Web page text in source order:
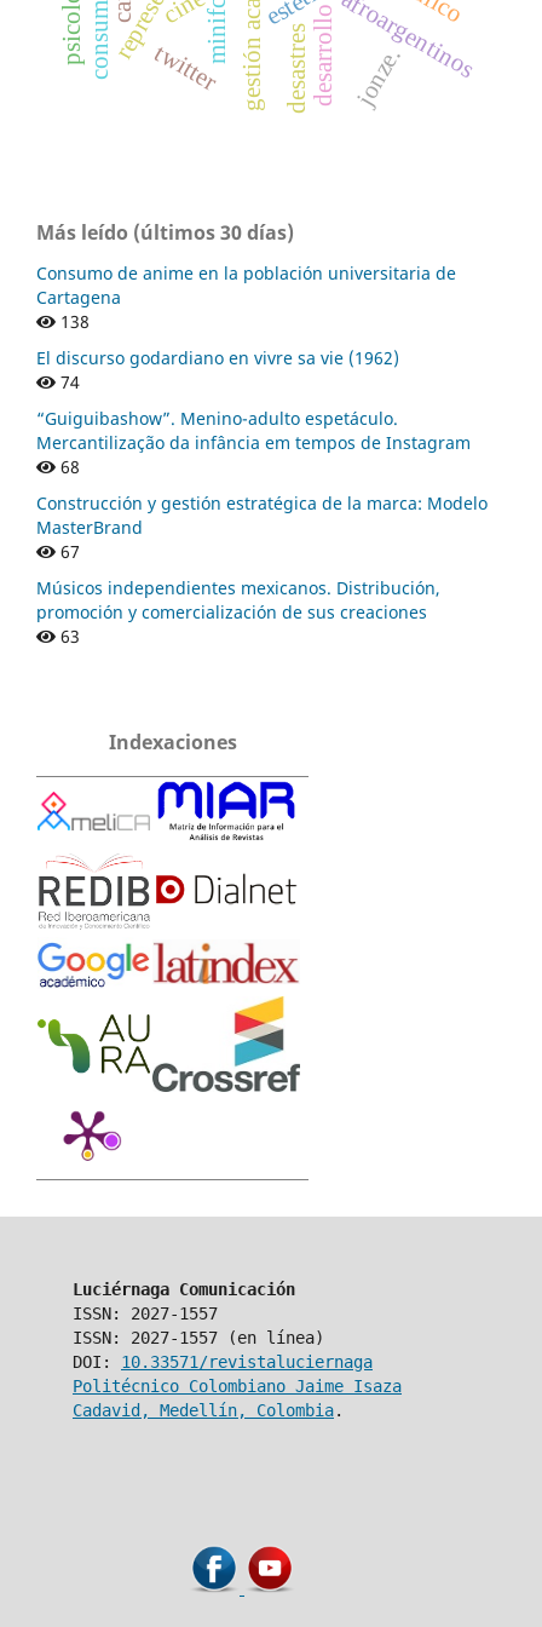
desarrolloafroargentinos
jonze.
twitter desastres
Más leído (últimos 30 días)
Consumo de anime en la población universitaria de
Cartagena
138
El discurso godardiano en vivre sa vie (1962)
74
“Guiguibashow”. Menino-adulto espetáculo.
Mercantilização da infância em tempos de Instagram
68
Construcción y gestión estratégica de la marca: Modelo
MasterBrand
67
Músicos independientes mexicanos. Distribución,
promoción y comercialización de sus creaciones
63
Indexaciones
Luciérnaga Comunicación
ISSN: 2027-1557
ISSN: 2027-1557 (en línea)
DOI: 10.33571/revistaluciernaga
Politécnico Colombiano Jaime Isaza
Cadavid, Medellín, Colombia.